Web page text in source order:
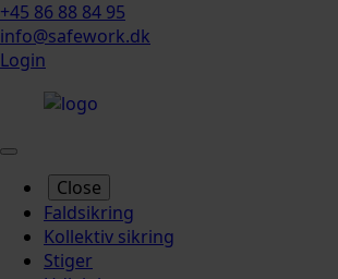
+45 86 88 84 95
info@safework.dk
Login
Close
Faldsikring
Kollektiv sikring
Stiger